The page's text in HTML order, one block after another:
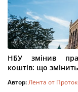
НБУ змінив
коштів: що
Автор:Лента от